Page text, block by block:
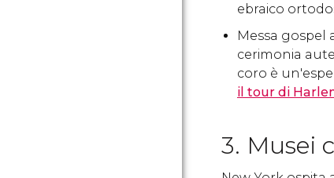
ebraico
Messa gospel
cerimonia
coro è
il tour di
3. Musei